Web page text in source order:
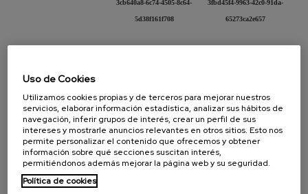
3cb640a8-6c74-4505-8c64-
5d38f161f708
3fbd45f4-9963-42c0-91da-
65273ca2e657
40228f65-57d9-453f-8dd7-
Uso de Cookies
Utilizamos cookies propias y de terceros para mejorar nuestros
servicios, elaborar información estadística, analizar sus hábitos de
navegación, inferir grupos de interés, crear un perfil de sus
intereses y mostrarle anuncios relevantes en otros sitios. Esto nos
permite personalizar el contenido que ofrecemos y obtener
información sobre qué secciones suscitan interés,
permitiéndonos además mejorar la página web y su seguridad.
Política de cookies